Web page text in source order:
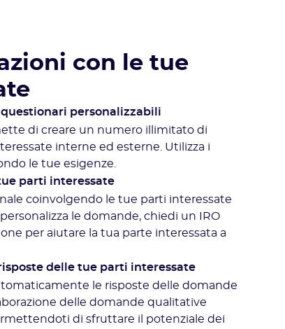
con le tue
personalizzabili
di creare un numero illimitato di
interne ed esterne. Utilizza i
le tue esigenze.
parti interessate
coinvolgendo le tue parti interessate
le domande, chiedi un IRO
per aiutare la tua parte interessata a
delle tue parti interessate
le risposte delle domande
delle domande qualitative
di sfruttare il potenziale dei